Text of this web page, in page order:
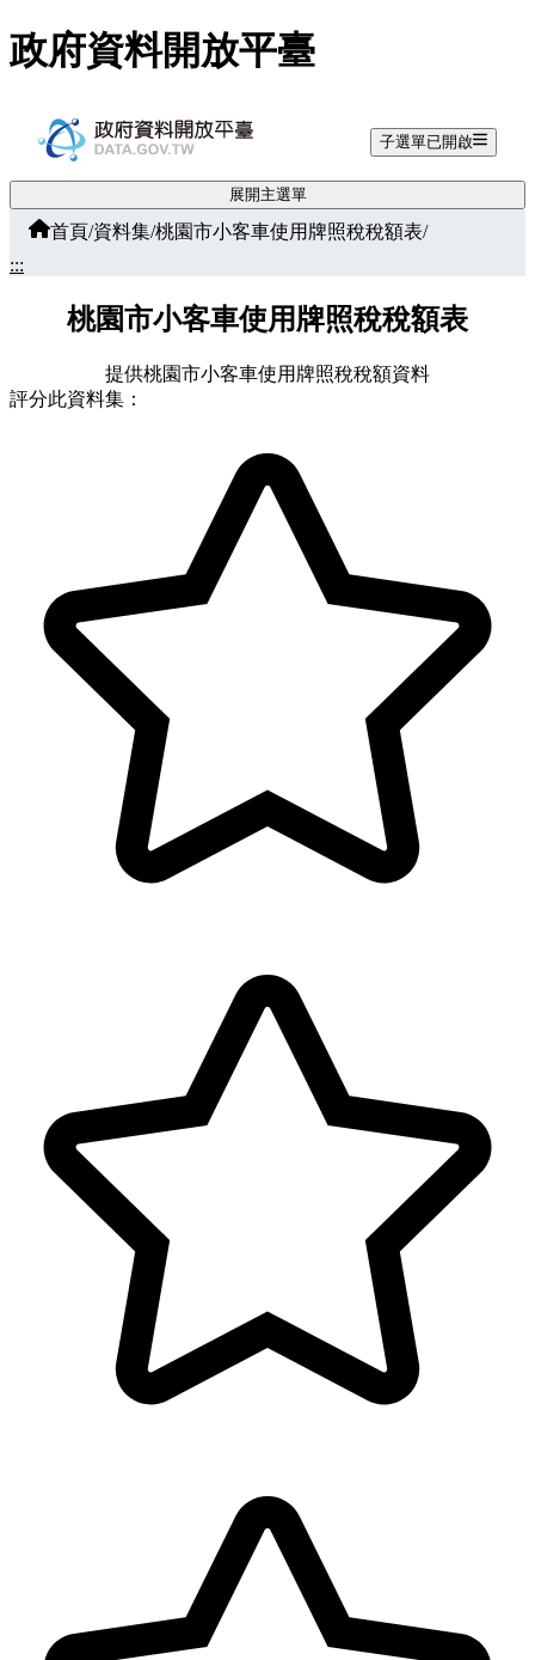
跳至主要內容
政府資料開放平臺
子選單已開啟
展開主選單
首頁/資料集/桃園市小客車使用牌照稅稅額表/
:::
桃園市小客車使用牌照稅稅額表
提供桃園市小客車使用牌照稅稅額資料
評分此資料集：